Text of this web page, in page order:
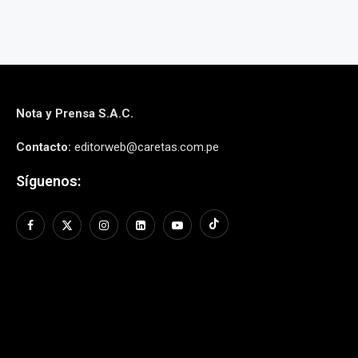
Nota y Prensa S.A.C.
Contacto: editorweb@caretas.com.pe
Síguenos: